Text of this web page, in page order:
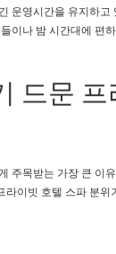
운영시간을 유지하
이나 밤 시간대에 편
드문 프
주목받는 가장 큰 이
라이빗 호텔 스파 분위